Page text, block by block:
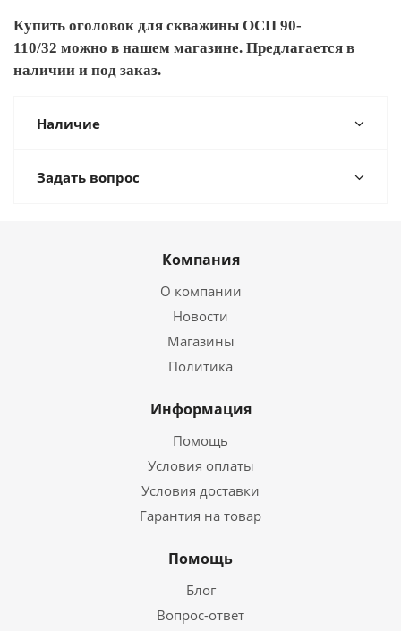
Купить оголовок для скважины ОСП 90-
110/32 можно в нашем магазине. Предлагается в
наличии и под заказ.
Наличие
Задать вопрос
Компания
О компании
Новости
Магазины
Политика
Информация
Помощь
Условия оплаты
Условия доставки
Гарантия на товар
Помощь
Блог
Вопрос-ответ